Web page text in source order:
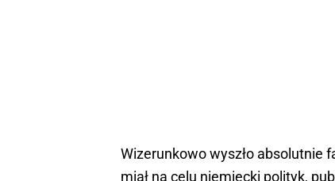
Wizerunkowo wyszło absolutnie
miał na celu niemiecki polityk,